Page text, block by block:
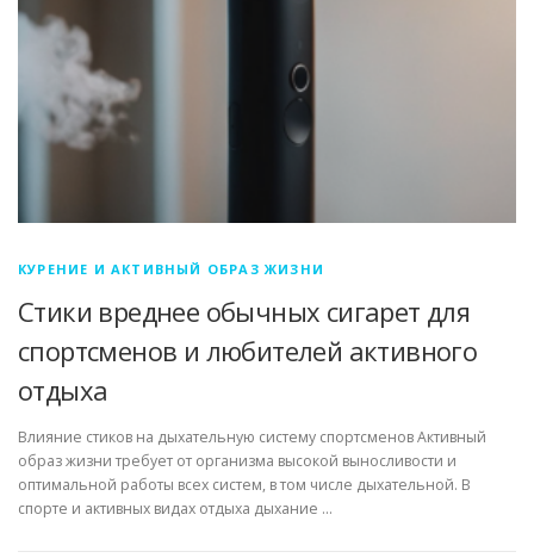
КУРЕНИЕ И АКТИВНЫЙ ОБРАЗ ЖИЗНИ
Стики вреднее обычных сигарет для
спортсменов и любителей активного
отдыха
Влияние стиков на дыхательную систему спортсменов Активный
образ жизни требует от организма высокой выносливости и
оптимальной работы всех систем, в том числе дыхательной. В
спорте и активных видах отдыха дыхание …